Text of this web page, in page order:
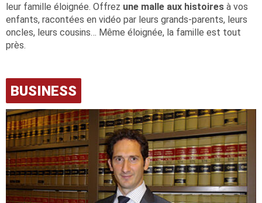
leur famille éloignée. Offrez une malle aux histoires à vos
enfants, racontées en vidéo par leurs grands-parents, leurs
oncles, leurs cousins… Même éloignée, la famille est tout
près.
BUSINESS